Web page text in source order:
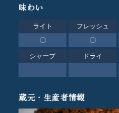
味わい
ライト
〇
フレッシュ
〇
シャープ ドライ
蔵元・生産者情報